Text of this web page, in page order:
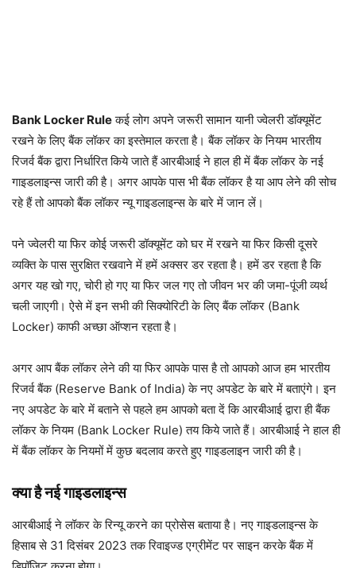
Bank Locker Ruleकई लोग अपने जरूरी सामान यानी ज्वेलरी डॉक्यूमेंट
रखने के लिए बैंक लॉकर का इस्तेमाल करता है। बैंक लॉकर के नियम भारतीय
रिजर्व बैंक द्वारा निर्धारित किये जाते हैं आरबीआई ने हाल ही में बैंक लॉकर के नई
गाइडलाइन्स जारी की है। अगर आपके पास भी बैंक लॉकर है या आप लेने की सोच
रहे हैं तो आपको बैंक लॉकर न्यू गाइडलाइन्स के बारे में जान लें।
पने ज्वेलरी या फिर कोई जरूरी डॉक्यूमेंट को घर में रखने या फिर किसी दूसरे
व्यक्ति के पास सुरक्षित रखवाने में हमें अक्सर डर रहता है। हमें डर रहता है कि
अगर यह खो गए, चोरी हो गए या फिर जल गए तो जीवन भर की जमा-पूंजी व्यर्थ
चली जाएगी। ऐसे में इन सभी की सिक्योरिटी के लिए बैंक लॉकर (Bank
Locker) काफी अच्छा ऑप्शन रहता है।
अगर आप बैंक लॉकर लेने की या फिर आपके पास है तो आपको आज हम भारतीय
रिजर्व बैंक (Reserve Bank of India) के नए अपडेट के बारे में बताएंगे। इन
नए अपडेट के बारे में बताने से पहले हम आपको बता दें कि आरबीआई द्वारा ही बैंक
लॉकर के नियम (Bank Locker Rule) तय किये जाते हैं। आरबीआई ने हाल ही
में बैंक लॉकर के नियमों में कुछ बदलाव करते हुए गाइडलाइन जारी की है।
क्या है नई गाइडलाइन्स
आरबीआई ने लॉकर के रिन्यू करने का प्रोसेस बताया है। नए गाइडलाइन्स के
हिसाब से 31 दिसंबर 2023 तक रिवाइज्ड एग्रीमेंट पर साइन करके बैंक में